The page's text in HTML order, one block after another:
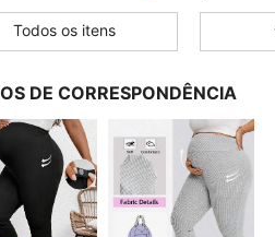
4,59 288 1.8K
288 1.8K
4,59 288
Todos os itens
DE CORRESPONDÊNCIA